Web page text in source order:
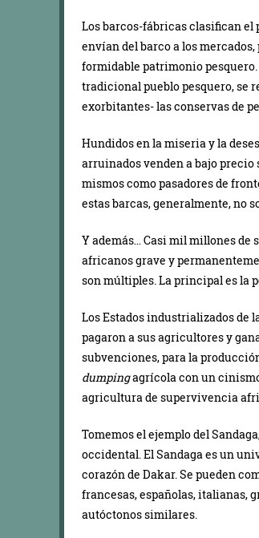
Los barcos-fábricas clasifican el
envían del barco a los
formidable patrimonio
tradicional pueblo pesquero, se
exorbitantes- las conservas de
Hundidos en la miseria y la
arruinados venden a bajo precio
mismos como pasadores de
estas barcas, generalmente, no
Y además… Casi mil millones de
africanos grave y
son múltiples. La principal es la
Los Estados industrializados de
pagaron a sus agricultores y
subvenciones, para la
dumpingagrícola con un
agricultura de supervivencia
Tomemos el ejemplo del
occidental. El Sandaga es un
corazón de Dakar. Se pueden
francesas, españolas, italianas,
autóctonos similares.